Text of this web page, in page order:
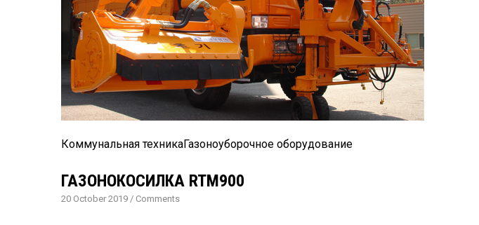
Коммунальная техникаГазоноуборочное оборудование
ГАЗОНОКОСИЛКА RTM900
20 October 2019 / Comments